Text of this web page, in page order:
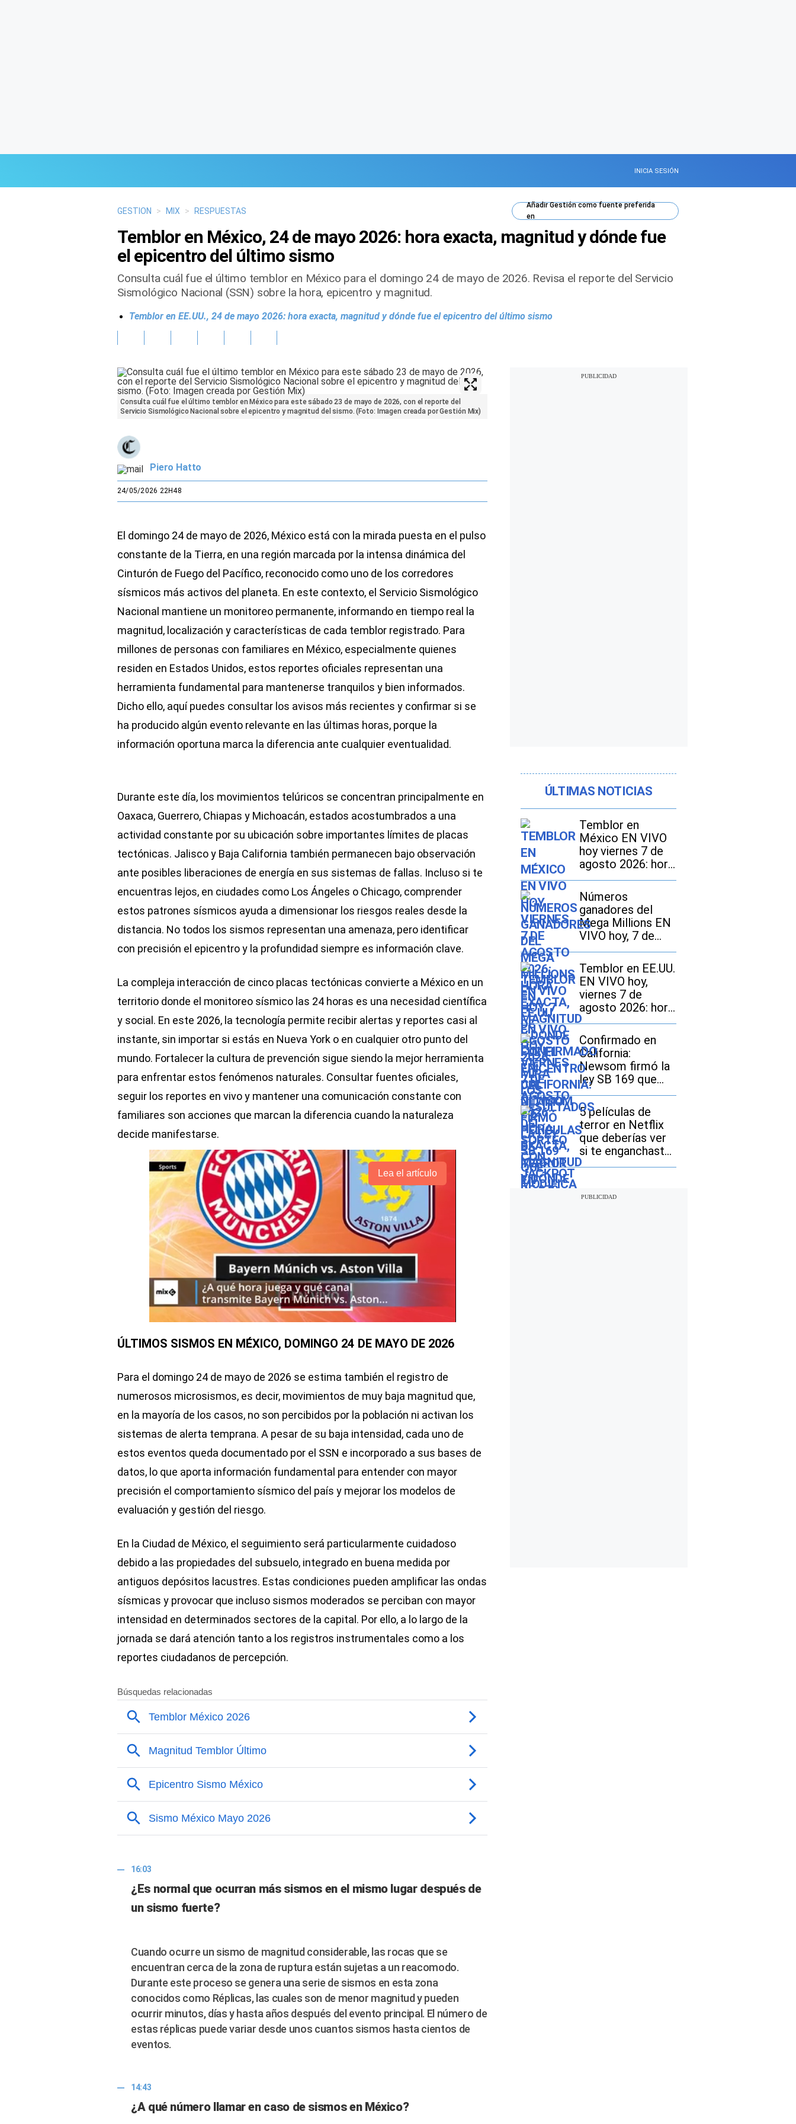
INICIA SESIÓN
GESTION > MIX > RESPUESTAS
AñadirGestióncomo fuente preferida
en
Temblor en México, 24 de mayo 2026: hora exacta, magnitud y dónde fue
el epicentro del último sismo
Consulta cuál fue el último temblor en México para el domingo 24 de mayo de 2026. Revisa el reporte del Servicio
Sismológico Nacional (SSN) sobre la hora, epicentro y magnitud.
Temblor en EE.UU., 24 de mayo 2026: hora exacta, magnitud y dónde fue el epicentro del último sismo
Consulta cuál fue el último temblor en México para este sábado 23 de mayo de 2026, con el reporte del
Servicio Sismológico Nacional sobre el epicentro y magnitud del sismo. (Foto: Imagen creada por Gestión Mix)
Piero Hatto
24/05/2026 22H48
El domingo 24 de mayo de 2026, México está con la mirada puesta en el pulso
constante de la Tierra, en una región marcada por la intensa dinámica del
Cinturón de Fuego del Pacífico, reconocido como uno de los corredores
sísmicos más activos del planeta. En este contexto, el Servicio Sismológico
Nacional mantiene un monitoreo permanente, informando en tiempo real la
magnitud, localización y características de cada temblor registrado. Para
millones de personas con familiares en México, especialmente quienes
residen en Estados Unidos, estos reportes oficiales representan una
herramienta fundamental para mantenerse tranquilos y bien informados.
Dicho ello, aquí puedes consultar los avisos más recientes y confirmar si se
ha producido algún evento relevante en las últimas horas, porque la
información oportuna marca la diferencia ante cualquier eventualidad.
Durante este día, los movimientos telúricos se concentran principalmente en
Oaxaca, Guerrero, Chiapas y Michoacán, estados acostumbrados a una
actividad constante por su ubicación sobre importantes límites de placas
tectónicas. Jalisco y Baja California también permanecen bajo observación
ante posibles liberaciones de energía en sus sistemas de fallas. Incluso si te
encuentras lejos, en ciudades como Los Ángeles o Chicago, comprender
estos patrones sísmicos ayuda a dimensionar los riesgos reales desde la
distancia. No todos los sismos representan una amenaza, pero identificar
con precisión el epicentro y la profundidad siempre es información clave.
La compleja interacción de cinco placas tectónicas convierte a México en un
territorio donde el monitoreo sísmico las 24 horas es una necesidad científica
y social. En este 2026, la tecnología permite recibir alertas y reportes casi al
instante, sin importar si estás en Nueva York o en cualquier otro punto del
mundo. Fortalecer la cultura de prevención sigue siendo la mejor herramienta
para enfrentar estos fenómenos naturales. Consultar fuentes oficiales,
seguir los reportes en vivo y mantener una comunicación constante con
familiares son acciones que marcan la diferencia cuando la naturaleza
decide manifestarse.
Lea el artículo
ÚLTIMOS SISMOS EN MÉXICO, DOMINGO 24 DE MAYO DE 2026
Para el domingo 24 de mayo de 2026 se estima también el registro de
numerosos microsismos, es decir, movimientos de muy baja magnitud que,
en la mayoría de los casos, no son percibidos por la población ni activan los
sistemas de alerta temprana. A pesar de su baja intensidad, cada uno de
estos eventos queda documentado por el SSN e incorporado a sus bases de
datos, lo que aporta información fundamental para entender con mayor
precisión el comportamiento sísmico del país y mejorar los modelos de
evaluación y gestión del riesgo.
En la Ciudad de México, el seguimiento será particularmente cuidadoso
debido a las propiedades del subsuelo, integrado en buena medida por
antiguos depósitos lacustres. Estas condiciones pueden amplificar las ondas
sísmicas y provocar que incluso sismos moderados se perciban con mayor
intensidad en determinados sectores de la capital. Por ello, a lo largo de la
jornada se dará atención tanto a los registros instrumentales como a los
reportes ciudadanos de percepción.
16:03
¿Es normal que ocurran más sismos en el mismo lugar después de
un sismo fuerte?
Cuando ocurre un sismo de magnitud considerable, las rocas que se
encuentran cerca de la zona de ruptura están sujetas a un reacomodo.
Durante este proceso se genera una serie de sismos en esta zona
conocidos como Réplicas, las cuales son de menor magnitud y pueden
ocurrir minutos, días y hasta años después del evento principal. El número de
estas réplicas puede variar desde unos cuantos sismos hasta cientos de
eventos.
14:43
¿A qué número llamar en caso de sismos en México?
ÚLTIMAS NOTICIAS
Temblor en
México EN VIVO
hoy viernes 7 de
agosto 2026: hora
exacta, magnitud y
dónde fue el
epicentro del
último
Números
ganadores del
Mega Millions EN
VIVO hoy, 7 de
agosto 2026: mira
los resultados del
sorteo con
jackpot de $70
millones en EE.UU.
Temblor en EE.UU.
EN VIVO hoy,
viernes 7 de
agosto 2026: hora
exacta, magnitud y
dónde fue el
epicentro del
último sismo
Confirmado en
California:
Newsom firmó la
ley SB 169 que
modifica el
acceso a las
licencias de
conducir
5 películas de
terror en Netflix
que deberías ver
si te enganchaste
con “The Last